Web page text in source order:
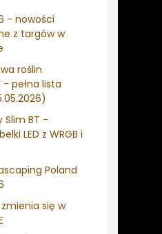
- nowości
z targów w
roślin
pełna lista
Slim BT -
LED z WRGB i
Poland
się w